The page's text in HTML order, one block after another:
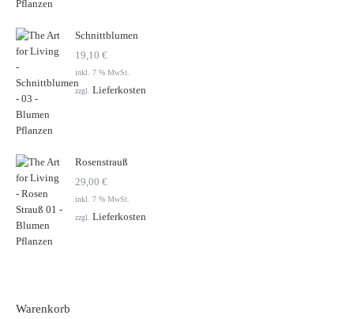
Schnittblumen
19,10 €
inkl. 7 % MwSt.
zzgl. Lieferkosten
Rosenstrauß
29,00 €
inkl. 7 % MwSt.
zzgl. Lieferkosten
Warenkorb